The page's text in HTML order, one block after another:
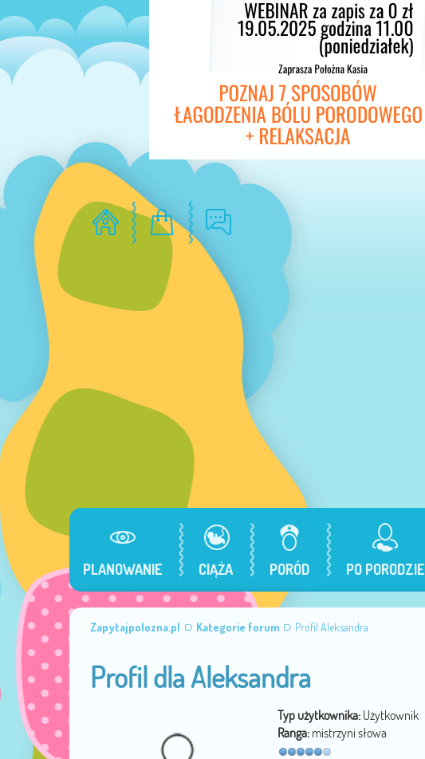
PLANOWANIE CIĄŻA PORÓD PO PORODZIE
Zapytajpolozna.pl Kategorie forum Profil Aleksandra
Profil dla Aleksandra
Typ użytkownika: Użytkownik
Ranga: mistrzyni słowa